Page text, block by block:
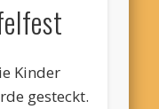
Kinder
gesteckt.